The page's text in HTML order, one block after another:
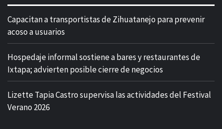
Capacitan a transportistas de Zihuatanejo para prevenir
acoso a usuarios
Hospedaje informal sostiene a bares y restaurantes de
Ixtapa; advierten posible cierre de negocios
Lizette Tapia Castro supervisa las actividades del Festival
Verano 2026